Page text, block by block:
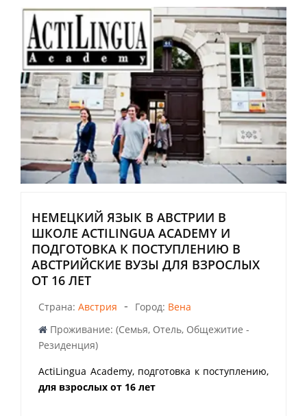
НЕМЕЦКИЙ ЯЗЫК В АВСТРИИ В
ШКОЛЕ ACTILINGUA ACADEMY И
ПОДГОТОВКА К ПОСТУПЛЕНИЮ В
АВСТРИЙСКИЕ ВУЗЫ ДЛЯ ВЗРОСЛЫХ
ОТ 16 ЛЕТ
Страна: Австрия - Город: Вена
Проживание: (Семья, Отель, Общежитие -
Резиденция)
ActiLingua Academy, подготовка к поступлению,
для взрослых от 16 лет